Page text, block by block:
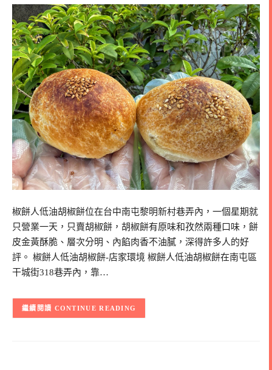
椒餅人低油胡椒餅位在台中南屯黎明新村巷弄內，一個星期就
只營業一天，只賣胡椒餅，胡椒餅有原味和孜然兩種口味，餅
皮金黃酥脆、層次分明、內餡肉香不油膩，深得許多人的好
評。 椒餅人低油胡椒餅-店家環境 椒餅人低油胡椒餅在南屯區
干城街318巷弄內，靠…
CONTINUE READING